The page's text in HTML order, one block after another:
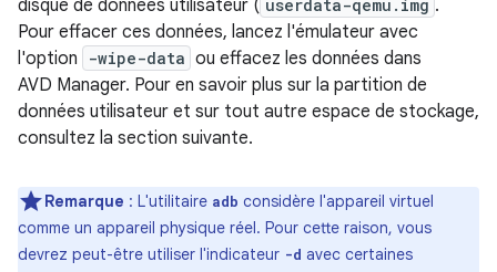
disque de données utilisateur ( userdata-qemu.img .
Pour effacer ces données, lancez l'émulateur avec
l'option
-wipe-data ou effacez les données dans
AVD Manager. Pour en savoir plus sur la partition de
données utilisateur et sur tout autre espace de stockage,
consultez la section suivante.
Remarque : L'utilitaire adb considère l'appareil virtuel
comme un appareil physique réel. Pour cette raison, vous
devrez peut-être utiliser l'indicateur -d avec certaines